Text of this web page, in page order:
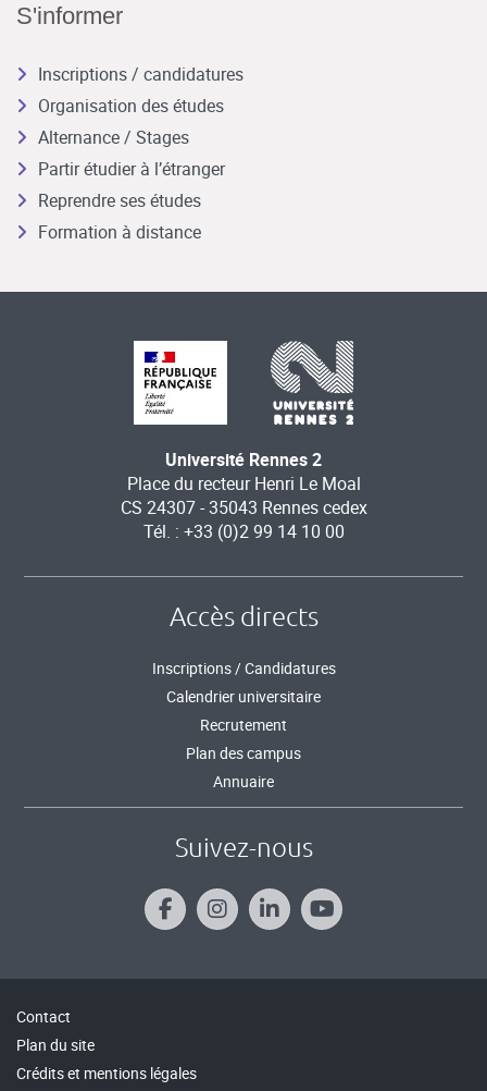
S'informer
Inscriptions / candidatures
Organisation des études
Alternance / Stages
Partir étudier à l’étranger
Reprendre ses études
Formation à distance
Université Rennes 2
Place du recteur Henri Le Moal
CS 24307 - 35043 Rennes cedex
Tél. : +33 (0)2 99 14 10 00
Accès directs
Inscriptions / Candidatures
Calendrier universitaire
Recrutement
Plan des campus
Annuaire
Suivez-nous
Contact
Plan du site
Crédits et mentions légales